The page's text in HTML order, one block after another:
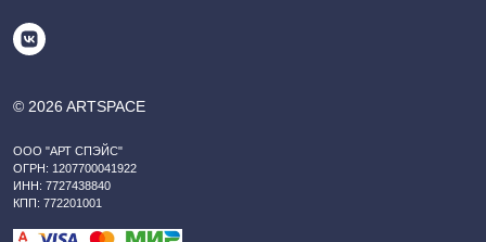
© 2026 ARTSPACE
ООО "АРТ СПЭЙС"
ОГРН: 1207700041922
ИНН: 7727438840
КПП: 772201001